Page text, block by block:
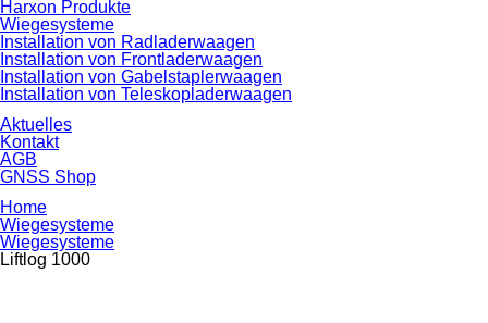
Harxon Produkte
Wiegesysteme
Installation von Radlader­waagen
Installation von Frontlader­waagen
Installation von Gabelstapler­waagen
Installation von Teleskoplader­waagen
Aktuelles
Kontakt
AGB
GNSS Shop
Home
Wiegesysteme
Wiegesysteme
Liftlog 1000